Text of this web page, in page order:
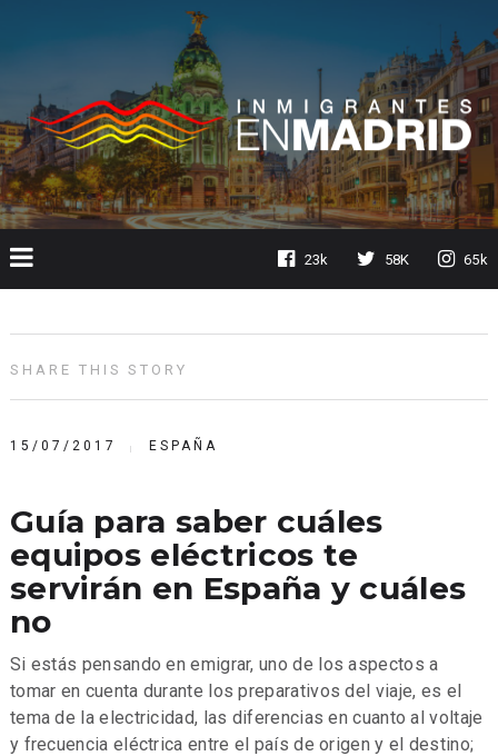
23k 58K 65k
SHARE THIS STORY
15/07/2017 ESPAÑA
Guía para saber cuáles
equipos eléctricos te
servirán en España y cuáles
no
Si estás pensando en emigrar, uno de los aspectos a
tomar en cuenta durante los preparativos del viaje, es el
tema de la electricidad, las diferencias en cuanto al voltaje
y frecuencia eléctrica entre el país de origen y el destino;